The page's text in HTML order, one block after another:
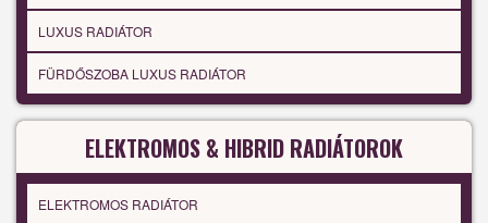
LUXUS RADIÁTOR
FÜRDŐSZOBA LUXUS RADIÁTOR
ELEKTROMOS & HIBRID RADIÁTOROK
ELEKTROMOS RADIÁTOR